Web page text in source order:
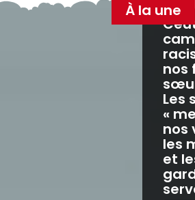
À la une
nos
Les
«
nos
les
et